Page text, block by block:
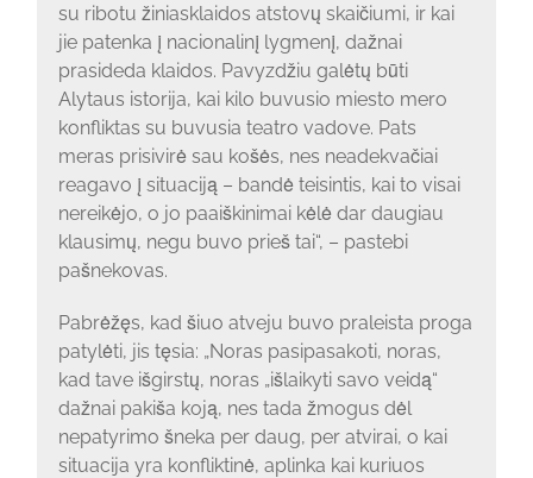
su ribotu žiniasklaidos atstovų skaičiumi, ir kai
jie patenka į nacionalinį lygmenį, dažnai
prasideda klaidos. Pavyzdžiu galėtų būti
Alytaus istorija, kai kilo buvusio miesto mero
konfliktas su buvusia teatro vadove. Pats
meras prisivirė sau košės, nes neadekvačiai
reagavo į situaciją – bandė teisintis, kai to visai
nereikėjo, o jo paaiškinimai kėlė dar daugiau
klausimų, negu buvo prieš tai“, – pastebi
pašnekovas.
Pabrėžęs, kad šiuo atveju buvo praleista proga
patylėti, jis tęsia: „Noras pasipasakoti, noras,
kad tave išgirstų, noras „išlaikyti savo veidą“
dažnai pakiša koją, nes tada žmogus dėl
nepatyrimo šneka per daug, per atvirai, o kai
situacija yra konfliktinė, aplinka kai kuriuos